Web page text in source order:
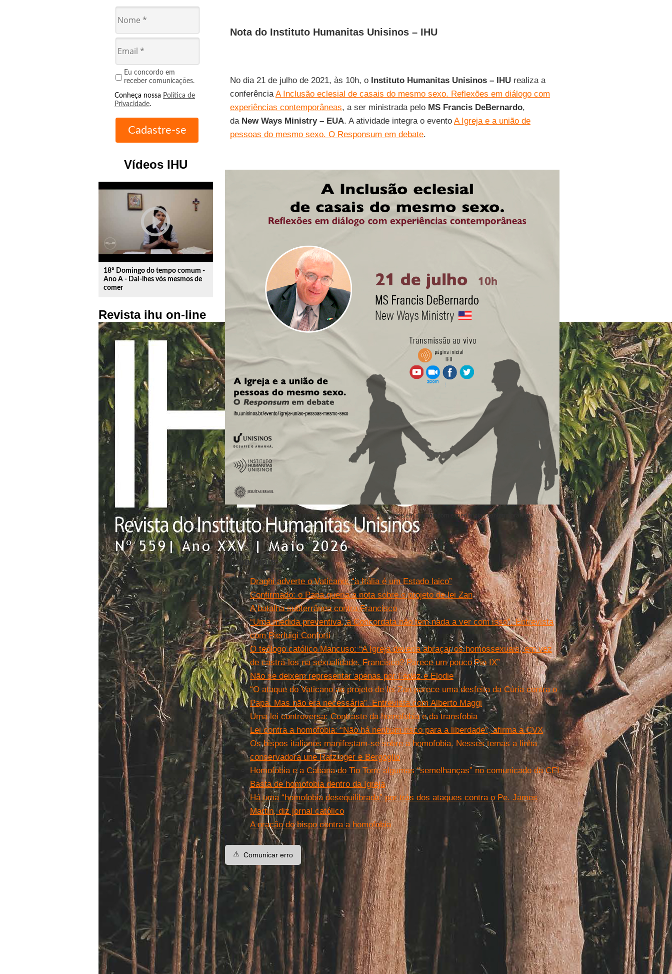
Eu concordo em
receber comunicações.
Conheça nossa Política de
Privacidade.
Vídeos IHU
play_circle_outline
18º Domingo do tempo comum -
Ano A - Dai-lhes vós mesmos de
comer
Revista ihu on-line
Nota do Instituto Humanitas Unisinos – IHU
No dia 21 de julho de 2021, às 10h, o Instituto Humanitas Unisinos – IHUrealiza a
conferênciaA Inclusão eclesial de casais do mesmo sexo. Reflexões em diálogo com
experiências contemporâneas, a ser ministrada pelo MS Francis DeBernardo,
da New Ways Ministry – EUA. A atividade integra o evento A Igreja e a união de
pessoas do mesmo sexo. O Responsum em debate.
A Inclusão eclesial de casais do mesmo sexo. Reflexões em diálogo com experiências contemporâneas
Leia mais
Draghi adverte o Vaticano: “a Itália é um Estado laico”
Confirmado: o Papa queria a nota sobre o projeto de lei Zan
A batalha subterrânea contra Francisco
“Uma medida preventiva, a Concordata não tem nada a ver com isso”. Entrevista
com Pierluigi Conforti
O teólogo católico Mancuso: “A Igreja deveria abraçar os homossexuais, em vez
de castrá-los na sexualidade. Francisco? Parece um pouco Pio IX”
Não se deixem representar apenas por Fedez e Elodie
“O ataque do Vaticano ao projeto de lei Zan parece uma desfeita da Cúria contra o
Papa. Mas não era necessária”. Entrevista com Alberto Maggi
Uma lei controversa: Contraste da homofobia e da transfobia
Lei contra a homofobia: “Não há nenhum risco para a liberdade”, afirma a CVX
Os bispos italianos manifestam-se sobre a homofobia. Nesses temas a linha
conservadora une Ratzinger e Bergoglio
Homofobia e a Cabana do Tio Tom: algumas “semelhanças” no comunicado da CEI
Basta de homofobia dentro da Igreja
Há uma “homofobia desequilibrada” por trás dos ataques contra o Pe. James
Martin, diz jornal católico
A oração do bispo contra a homofobia
⚠️ Comunicar erro